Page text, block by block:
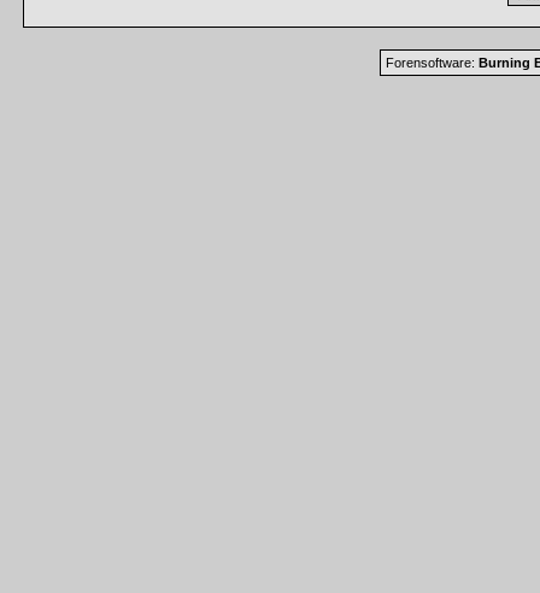
Forensoftware: Burning